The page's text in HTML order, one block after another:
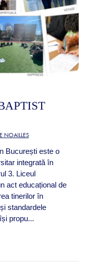
NOAILLES
București este o
integrată în
3. Liceul
act educațional de
tinerilor în
standardele
propu...